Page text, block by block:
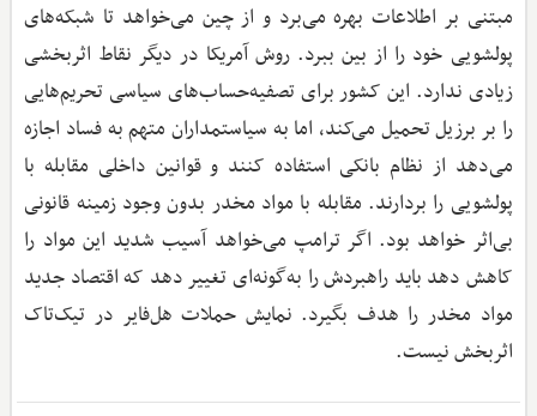
مبتنی بر اطلاعات بهره می‌برد و از چین می‌خواهد تا شبکه‌های
پولشویی خود را از بین ببرد. روش آمریکا در دیگر نقاط اثربخشی
زیادی ندارد. این کشور برای تصفیه‌حساب‌های سیاسی تحریم‌هایی
را بر برزیل تحمیل می‌کند، اما به سیاستمداران متهم به فساد اجازه
می‌دهد از نظام بانکی استفاده کنند و قوانین داخلی مقابله با
پولشویی را بردارند. مقابله با مواد مخدر بدون وجود زمینه قانونی
بی‌اثر خواهد بود. اگر ترامپ می‌خواهد آسیب شدید این مواد را
کاهش دهد باید راهبردش را به‌گونه‌ای تغییر دهد که اقتصاد جدید
مواد مخدر را هدف بگیرد. نمایش حملات هل‌فایر در تیک‌تاک
اثربخش نیست.